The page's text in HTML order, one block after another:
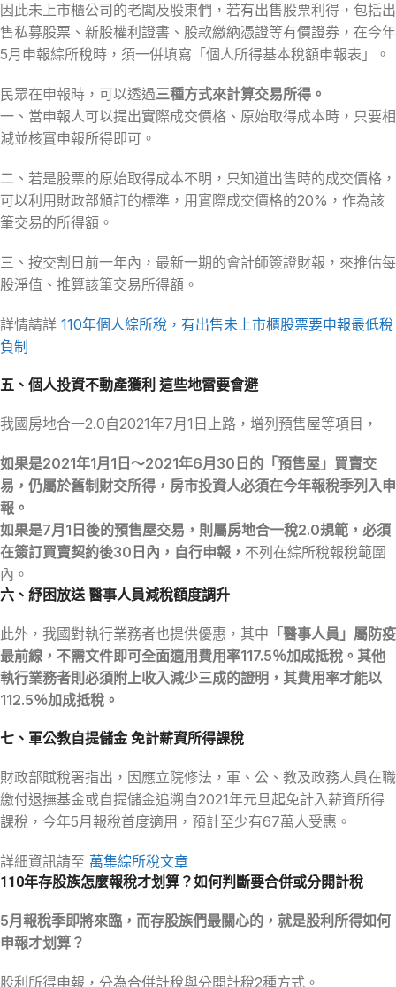
因此未上市櫃公司的老闆及股東們，若有出售股票利得，包括出
售私募股票、新股權利證書、股款繳納憑證等有價證券，在今年
5月申報綜所稅時，須一併填寫「個人所得基本稅額申報表」。
民眾在申報時，可以透過三種方式來計算交易所得。
一、當申報人可以提出實際成交價格、原始取得成本時，只要相
減並核實申報所得即可。
二、若是股票的原始取得成本不明，只知道出售時的成交價格，
可以利用財政部頒訂的標準，用實際成交價格的20%，作為該
筆交易的所得額。
三、按交割日前一年內，最新一期的會計師簽證財報，來推估每
股淨值、推算該筆交易所得額。
詳情請詳 110年個人綜所稅，有出售未上市櫃股票要申報最低稅
負制
五、個人投資不動產獲利 這些地雷要會避
我國房地合一2.0自2021年7月1日上路，增列預售屋等項目，
如果是2021年1月1日～2021年6月30日的「預售屋」買賣交
易，仍屬於舊制財交所得，房市投資人必須在今年報稅季列入申
報。
如果是7月1日後的預售屋交易，則屬房地合一稅2.0規範，必須
在簽訂買賣契約後30日內，自行申報， 不列在綜所稅報稅範圍
內。
六、紓困放送 醫事人員減稅額度調升
此外，我國對執行業務者也提供優惠，其中 「醫事人員」屬防疫
最前線，不需文件即可全面適用費用率117.5％加成抵稅。其他
執行業務者則必須附上收入減少三成的證明，其費用率才能以
112.5％加成抵稅。
七、軍公教自提儲金 免計薪資所得課稅
財政部賦稅署指出，因應立院修法，軍、公、教及政務人員在職
繳付退撫基金或自提儲金追溯自2021年元旦起免計入薪資所得
課稅，今年5月報稅首度適用，預計至少有67萬人受惠。
詳細資訊請至 萬集綜所稅文章
110年存股族怎麼報稅才划算？如何判斷要合併或分開計稅
5月報稅季即將來臨，而存股族們最關心的，就是股利所得如何
申報才划算？
股利所得申報，分為合併計稅與分開計稅2種方式。